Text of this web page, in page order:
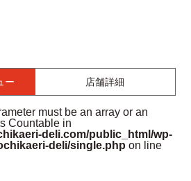
ー 店舗詳細
must be an array or an
Countable in
deli.com/public_html/wp-
deli/single.php on line